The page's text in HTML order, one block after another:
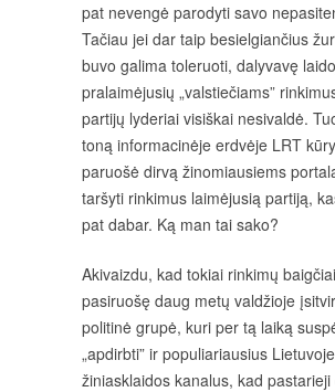
pat nevengė parodyti savo
Tačiau jei dar taip besielgiančius
buvo galima toleruoti, dalyvavę
pralaimėjusių „valstiečiams”
partijų lyderiai visiškai nesivaldė.
toną informacinėje erdvėje LRT
paruošė dirvą žinomiausiems
taršyti rinkimus laimėjusią partiją,
pat dabar. Ką man tai sako?
Akivaizdu, kad tokiai rinkimų
pasiruošę daug metų valdžioje
politinė grupė, kuri per tą laiką
„apdirbti” ir populiariausius Lietuvoje
žiniasklaidos kanalus, kad pastarieji